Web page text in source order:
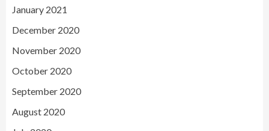
January 2021
December 2020
November 2020
October 2020
September 2020
August 2020